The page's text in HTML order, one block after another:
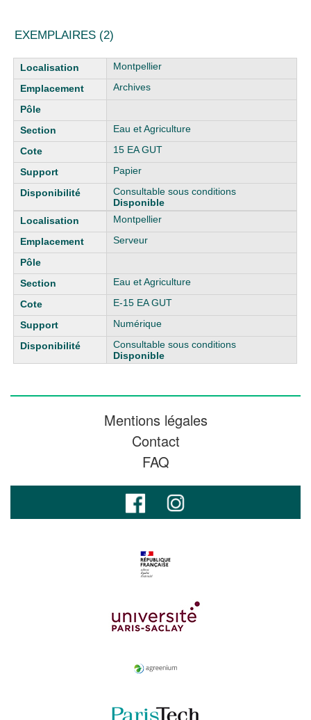
EXEMPLAIRES (2)
Liste des exemplaires
Montpellier
Archives
Eau et Agriculture
15 EA GUT
Papier
Consultable sous conditions
Disponible
Montpellier
Serveur
Eau et Agriculture
E-15 EA GUT
Numérique
Consultable sous conditions
Disponible
Mentions légales
Contact
FAQ